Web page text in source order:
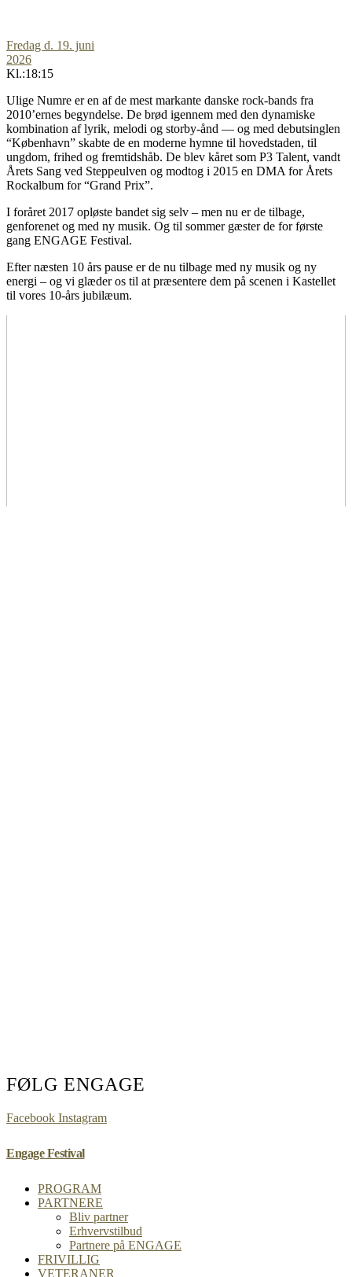
Fredag d. 19. juni
2026
Kl.:18:15
Ulige Numre er en af de mest markante danske rock-bands fra
2010’ernes begyndelse. De brød igennem med den dynamiske
kombination af lyrik, melodi og storby-ånd — og med debutsinglen
“København” skabte de en moderne hymne til hovedstaden, til
ungdom, frihed og fremtidshåb. De blev kåret som P3 Talent, vandt
Årets Sang ved Steppeulven og modtog i 2015 en DMA for Årets
Rockalbum for “Grand Prix”.
I foråret 2017 opløste bandet sig selv – men nu er de tilbage,
genforenet og med ny musik. Og til sommer gæster de for første
gang ENGAGE Festival.
Efter næsten 10 års pause er de nu tilbage med ny musik og ny
energi – og vi glæder os til at præsentere dem på scenen i Kastellet
til vores 10-års jubilæum.
FØLG ENGAGE
Facebook Instagram
Engage Festival
PROGRAM
PARTNERE
Bliv partner
Erhvervstilbud
Partnere på ENGAGE
FRIVILLIG
VETERANER